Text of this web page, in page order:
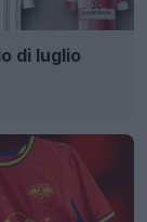
di luglio